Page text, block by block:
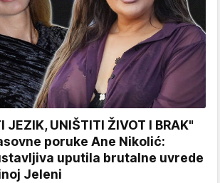
JEZIK, UNIŠTITI ŽIVOT I BRAK"
poruke Ane Nikolić:
uputila brutalne uvrede
Jeleni